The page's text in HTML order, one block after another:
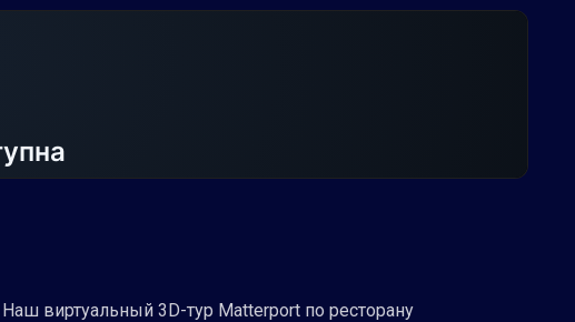
виртуальный 3D-тур Matterport по ресторану